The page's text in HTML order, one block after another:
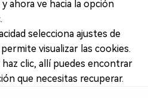
ahora ve hacia la opción
selecciona ajustes de
visualizar las cookies.
clic, allí puedes encontrar
que necesitas recuperar.